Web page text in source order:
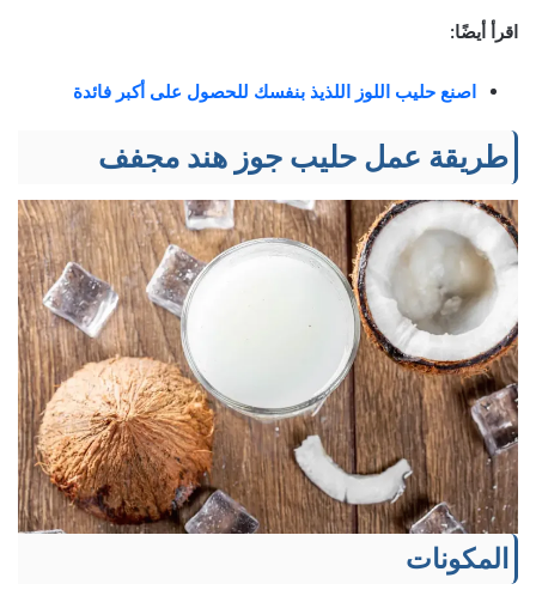
اقرأ أيضًا:
اصنع حليب اللوز اللذيذ بنفسك للحصول على أكبر فائدة
طريقة عمل حليب جوز هند مجفف
المكونات